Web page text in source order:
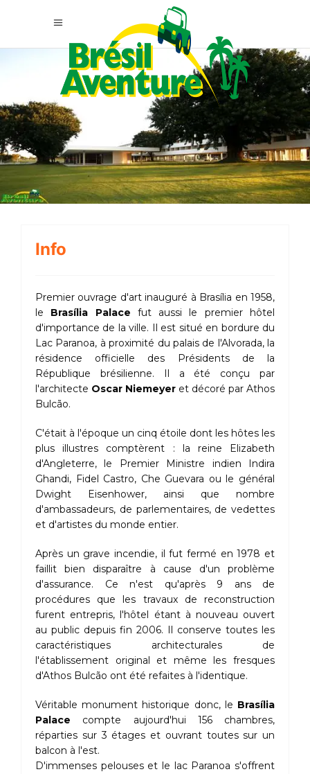
Info
Premier ouvrage d'art inauguré à Brasília en 1958,
le Brasília Palace fut aussi le premier hôtel
d'importance de la ville. Il est situé en bordure du
Lac Paranoa, à proximité du palais de l'Alvorada, la
résidence officielle des Présidents de la
République brésilienne. Il a été conçu par
l'architecte Oscar Niemeyer et décoré par Athos
Bulcão.
C'était à l'époque un cinq étoile dont les hôtes les
plus illustres comptèrent : la reine Elizabeth
d'Angleterre, le Premier Ministre indien Indira
Ghandi, Fidel Castro, Che Guevara ou le général
Dwight Eisenhower, ainsi que nombre
d'ambassadeurs, de parlementaires, de vedettes
et d'artistes du monde entier.
Après un grave incendie, il fut fermé en 1978 et
faillit bien disparaître à cause d'un problème
d'assurance. Ce n'est qu'après 9 ans de
procédures que les travaux de reconstruction
furent entrepris, l'hôtel étant à nouveau ouvert
au public depuis fin 2006. Il conserve toutes les
caractéristiques architecturales de
l'établissement original et même les fresques
d'Athos Bulcão ont été refaites à l'identique.
Véritable monument historique donc, le Brasília
Palace compte aujourd'hui 156 chambres,
réparties sur 3 étages et ouvrant toutes sur un
balcon à l'est.
D'immenses pelouses et le lac Paranoa s'offrent